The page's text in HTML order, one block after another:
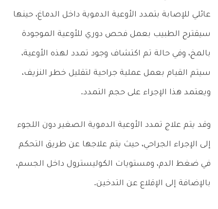
عائلي للإصابة بتمدد الأوعية الدموية داخل الدماغ، حينها
سيقترح الطبيب بعمل فحص دوري للأوعية الموجودة
بالمخ، وفي حالة تم اكتشاف وجود تمدد لهذه الأوعية،
سيتم القيام بعمل عملية جراحية لتقليل خطر النزيف،
ويعتمد هذا الإجراء على حجم التمدد.
وقد يتم علاج تمدد الأوعية الدموية الصغير دون اللجوء
إلى الإجراء الجراحي، حيث يتم علاجها عن طريق التحكم
في ضغط الدم، ومستويات الكوليسترول داخل الجسم،
بالإضافة إلى الإقلاع عن التدخين.